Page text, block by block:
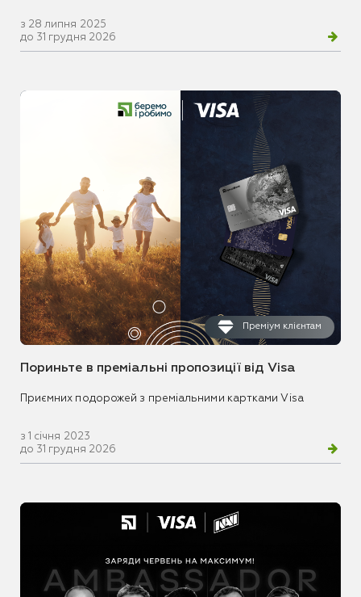
з 28 липня 2025
до 31 грудня 2026
Преміум клієнтам
Пориньте в преміальні пропозиції від Visa
Приємних подорожей з преміальними картками Visa
з 1 січня 2023
до 31 грудня 2026